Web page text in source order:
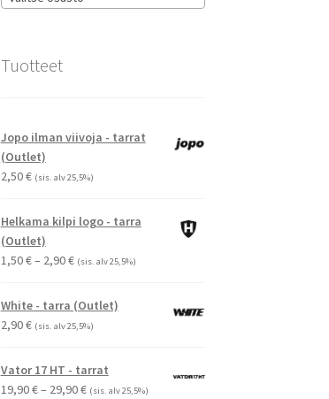
Tuotteet
Jopo ilman viivoja - tarrat
(Outlet)
2,50€ (sis. alv 25,5%)
Helkama kilpi logo - tarra
(Outlet)
1,50€– 2,90€Hintaluokka:
-
(sis. alv 25,5%)
White - tarra (Outlet)
2,90€ (sis. alv 25,5%)
Vator 17 HT - tarrat
19,90€– 29,90€Hintaluokka:
(sis. alv 25,5%)